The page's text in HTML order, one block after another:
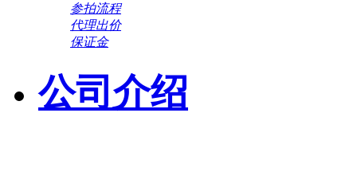
参拍流程
代理出价
保证金
公司介绍